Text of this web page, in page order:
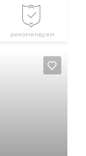
рекомендуем